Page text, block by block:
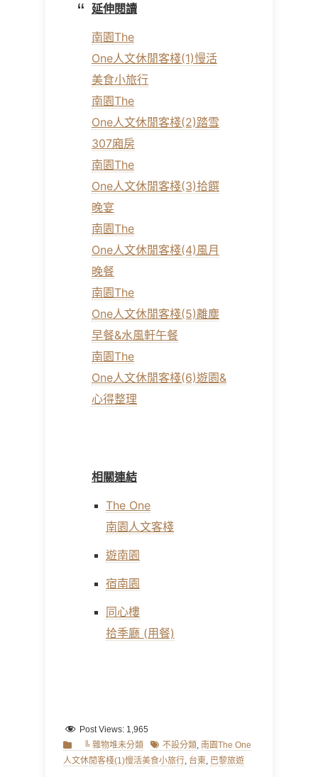
延伸閱讀
南園The
One人文休閒客棧(1)慢活
美食小旅行
南園The
One人文休閒客棧(2)踏雪
307廂房
南園The
One人文休閒客棧(3)拾饌
晚宴
南園The
One人文休閒客棧(4)風月
晚餐
南園The
One人文休閒客棧(5)離塵
早餐&水風軒午餐
南園The
One人文休閒客棧(6)遊園&
心得整理
相關連結
The One
南園人文客棧
遊南園
宿南園
同心樓
拾季廳 (用餐)
Post Views: 1,965
Categories
╚ 雜物堆未分類 Tags不設分類, 南園The One
人文休閒客棧(1)慢活美食小旅行, 台東, 巴黎旅遊